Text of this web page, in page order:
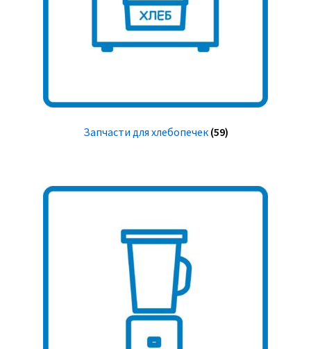
Запчасти для хлебопечек (59)